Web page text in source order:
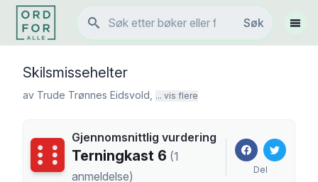
Søk
Søk
Vis
Skilsmissehelter
av Trude Trønnes Eidsvold ... vis flere
Terningkast
Gjennomsnittlig vurdering
Terningkast 6 (1
anmeldelse) Del